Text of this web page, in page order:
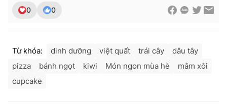
0 0
Từ khóa: dinh dưỡng việt quất trái cây
dâu tây
pizza
bánh ngọt kiwi Món ngon mùa hè
mâm xôi
cupcake